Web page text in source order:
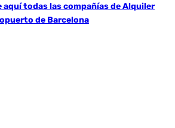
aquí todas las compañías de Alquiler
de Barcelona